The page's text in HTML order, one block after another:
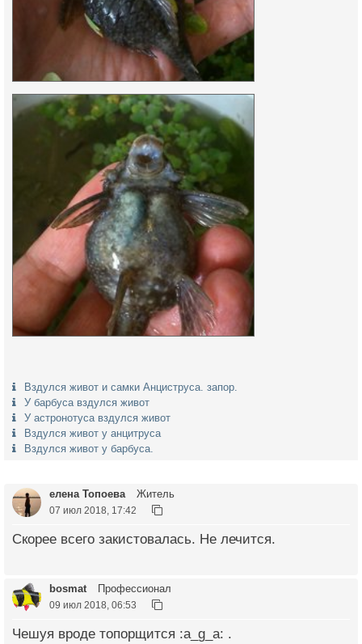
Вздулся живот и самки Анциструса. запор.
У барбуса вздулся живот
У астронотуса вздулся живот
Вздулся живот у анцитруса
Вздулся живот у барбуса.
елена Топоева Житель
07 июл 2018, 17:42
Скорее всего закистовалась. Не лечится.
bosmat Профессионал
09 июл 2018, 06:53
Чешуя вроде топорщится :a_g_a: .